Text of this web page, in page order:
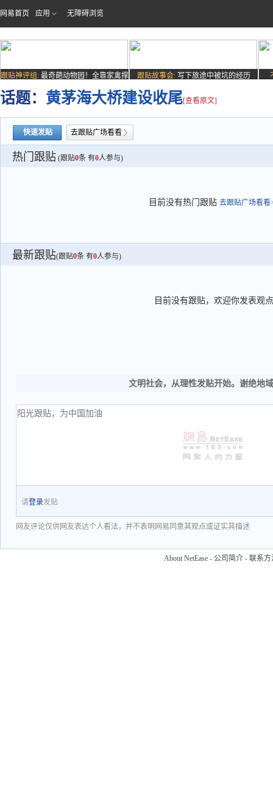
网易首页 应用 无障碍浏览
跟贴神评组: 最奇葩动物园！全靠家禽撑
场子
跟贴故事会: 写下旅途中被坑的经历
话题： 黄茅海大桥建设收尾[查看原文]
快速发贴 去跟贴广场看看
热门跟贴 (跟贴0条 有0人参与)
目前没有热门跟贴 去跟贴广场看看
最新跟贴(跟贴0条 有0人参与)
目前没有跟贴，欢迎你发表观点
文明社会，从理性发贴开始。谢绝地
请登录发贴
网友评论仅供网友表达个人看法，并不表明网易同意其观点或证实其描述
About NetEase - 公司简介 - 联系方